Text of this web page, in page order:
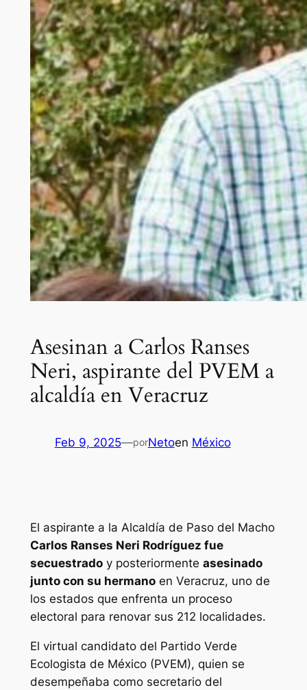
Asesinan a Carlos Ranses
Neri, aspirante del PVEM a
alcaldía en Veracruz
Feb 9, 2025—porNetoen México
El aspirante a la Alcaldía de Paso del Macho
Carlos Ranses Neri Rodríguez fue
secuestradoy posteriormente asesinado
junto con su hermanoen Veracruz, uno de
los estados que enfrenta un proceso
electoral para renovar sus 212 localidades.
El virtual candidato del Partido Verde
Ecologista de México (PVEM), quien se
desempeñaba como secretario del